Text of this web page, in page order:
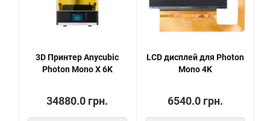
3D Принтер Anycubic
Photon Mono X 6K
34880.0 грн.
LCD дисплей для Photon
Mono 4K
6540.0 грн.